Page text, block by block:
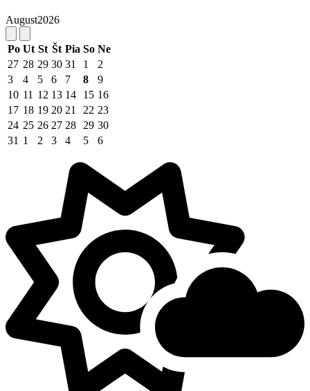
August2026
Po Ut St Št Pia So Ne
27 28 29 30 31 1
2
3
4 5 6 7 8
9
10 11 12 13 14 15 16
17 18 19 20 21 22 23
24 25 26 27 28 29 30
31 1 2 3 4 5 6